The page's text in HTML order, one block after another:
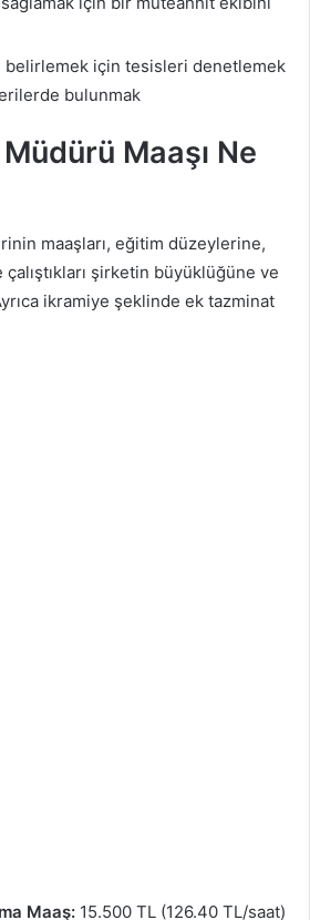
belirlemek için tesisleri denetlemek
bulunmak
Maaşı Ne
maaşları, eğitim düzeylerine,
çalıştıkları şirketin büyüklüğüne ve
ikramiye şeklinde ek tazminat
Maaş: 15.500 TL (126.40 TL/saat)